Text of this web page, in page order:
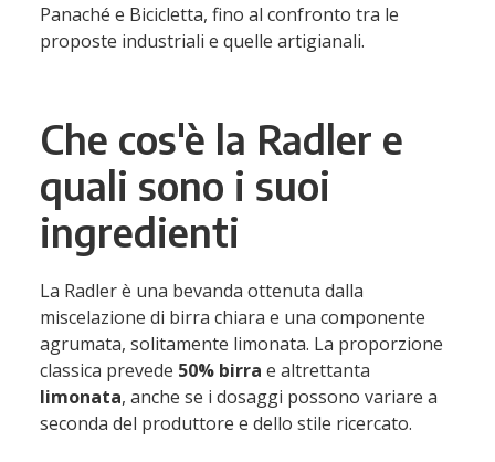
Panaché e Bicicletta, fino al confronto tra le
proposte industriali e quelle artigianali.
Che cos'è la Radler e
quali sono i suoi
ingredienti
La Radler è una bevanda ottenuta dalla
miscelazione di birra chiara e una componente
agrumata, solitamente limonata. La proporzione
classica prevede 50% birra e altrettanta
limonata, anche se i dosaggi possono variare a
seconda del produttore e dello stile ricercato.